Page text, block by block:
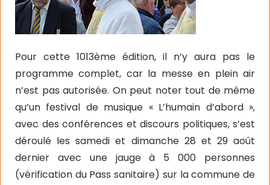
Pour cette 1013ème édition, il n’y aura pas le
programme complet, car la messe en plein air
n’est pas autorisée. On peut noter tout de même
qu’un festival de musique « L’humain d’abord »,
avec des conférences et discours politiques, s’est
déroulé les samedi et dimanche 28 et 29 août
dernier avec une jauge à 5 000 personnes
(vérification du Pass sanitaire) sur la commune de